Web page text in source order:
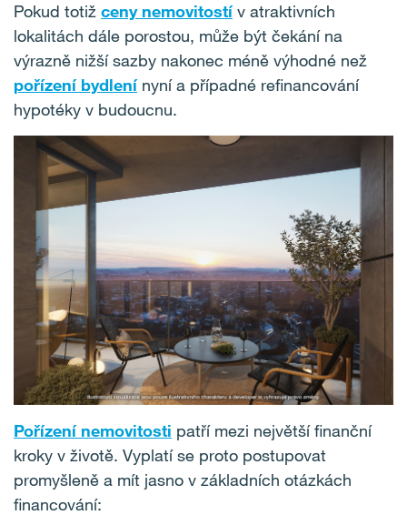
Pokud totiž ceny nemovitostív atraktivních
lokalitách dále porostou, může být čekání na
výrazně nižší sazby nakonec méně výhodné než
pořízení bydlenínyní a případné refinancování
hypotéky v budoucnu.
Pořízení nemovitosti patří mezi největší finanční
kroky v životě. Vyplatí se proto postupovat
promyšleně a mít jasno v základních otázkách
financování: